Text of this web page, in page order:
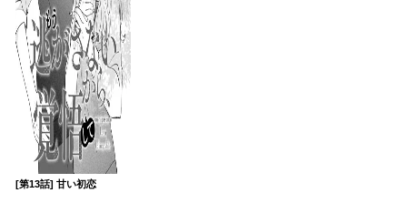
[第13話] 甘い初恋